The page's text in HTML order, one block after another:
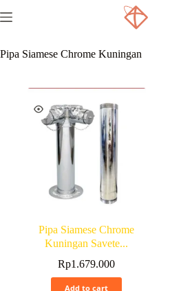
Pipa Siamese Chrome Kuningan
Pipa Siamese Chrome
Kuningan Savete...
Rp1.679.000
Add to cart